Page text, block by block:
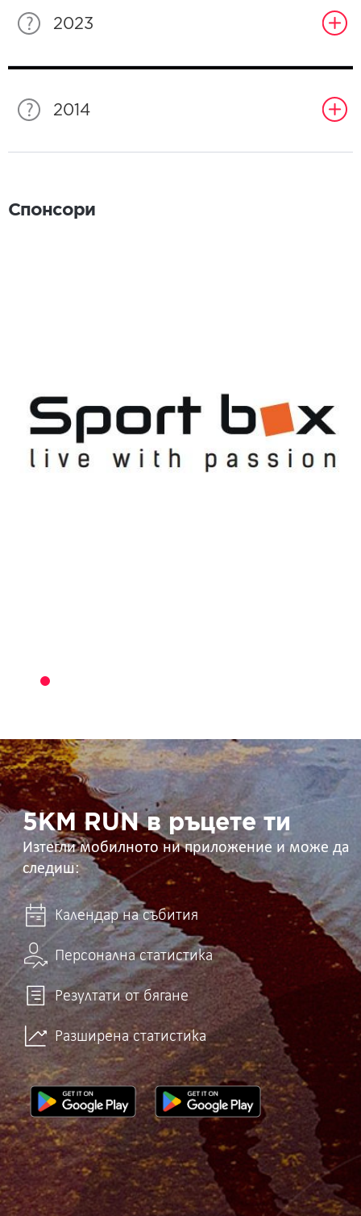
2023
2014
Спонсори
5KM
RUN
в
ръцете
ти 5KM RUN в ръцете ти
Изтегли мобилното ни приложение и може да
следиш:
Календар на събития
Персонална статистика
Резултати от бягане
Разширена статистика